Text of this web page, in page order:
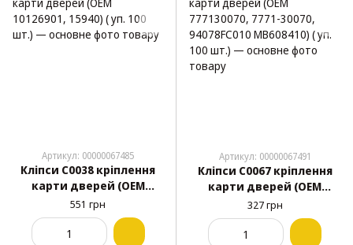
Артикул: 00000067485
Кліпси C0038 кріплення
карти дверей (OEM
10126901, 15940) ( уп. 100
шт.)
551 грн
Артикул: 00000067491
Кліпси C0067 кріплення
карти дверей (OEM
777130070, 7771-30070,
94078FC010 MB608410) ( уп.
100 шт.)
327 грн